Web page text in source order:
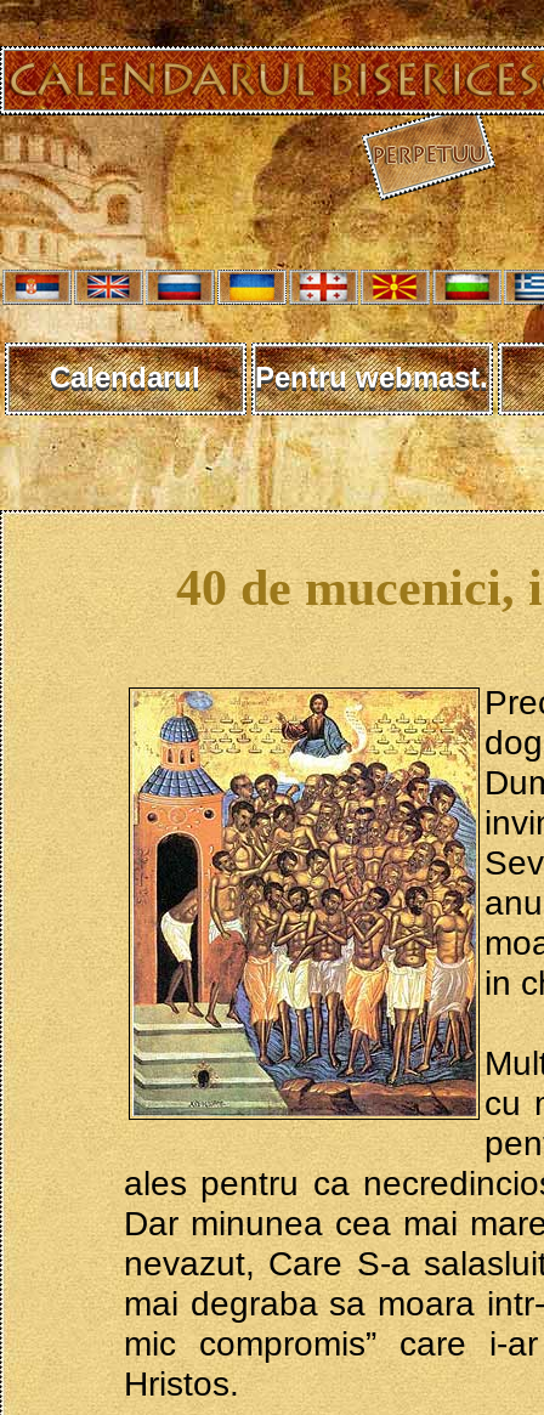
Calendarul Pentru webmast.
40 de mucenici,
in
cu
ales pentru ca
Dar minunea cea mai
nevazut, Care S-a
mai degraba sa moara
mic compromis” care i-
Hristos.